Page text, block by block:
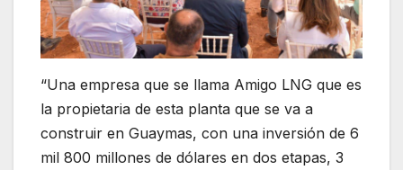
“Una empresa que se llama Amigo LNG que es
la propietaria de esta planta que se va a
construir en Guaymas, con una inversión de 6
mil 800 millones de dólares en dos etapas, 3